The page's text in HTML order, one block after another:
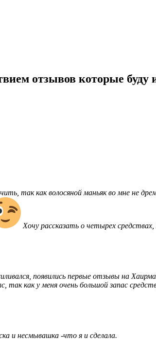
отзывов которые
так как волосяной маньяк во мне не
Хочу рассказать о четырех
появились первые отзывы на
как у меня очень большой запас
и несмывашка -что я и сделала.